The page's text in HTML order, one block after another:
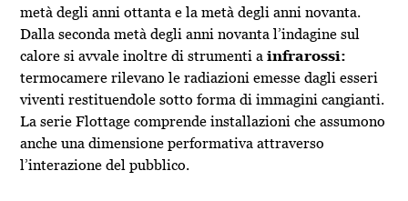
metà degli anni ottanta e la metà degli anni novanta.
Dalla seconda metà degli anni novanta l’indagine sul
calore si avvale inoltre di strumenti ainfrarossi:
termocamere rilevano le radiazioni emesse dagli esseri
viventi restituendole sotto forma di immagini cangianti.
La serie Flottage comprende installazioni che assumono
anche una dimensione performativa attraverso
l’interazione del pubblico.